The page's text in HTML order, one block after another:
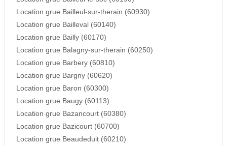
Location grue Bailleul-sur-therain (60930)
Location grue Bailleval (60140)
Location grue Bailly (60170)
Location grue Balagny-sur-therain (60250)
Location grue Barbery (60810)
Location grue Bargny (60620)
Location grue Baron (60300)
Location grue Baugy (60113)
Location grue Bazancourt (60380)
Location grue Bazicourt (60700)
Location grue Beaudeduit (60210)